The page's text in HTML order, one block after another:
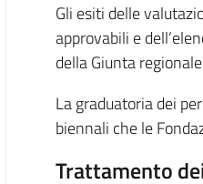
Gli esiti delle
approvabili e
della Giunta
La graduatoria dei
biennali che le
Trattamento